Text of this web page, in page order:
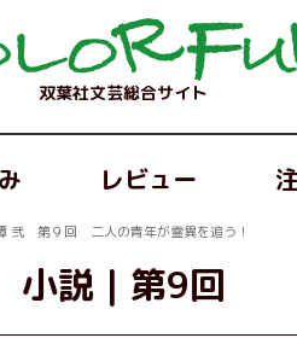
双葉社文芸総合サイト
レビュー
弐 第９回 二人の青年が霊異を追う！
小説 ｜ 第9回